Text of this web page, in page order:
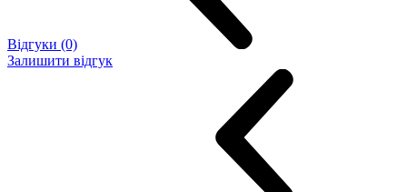
Відгуки (0)
Залишити відгук